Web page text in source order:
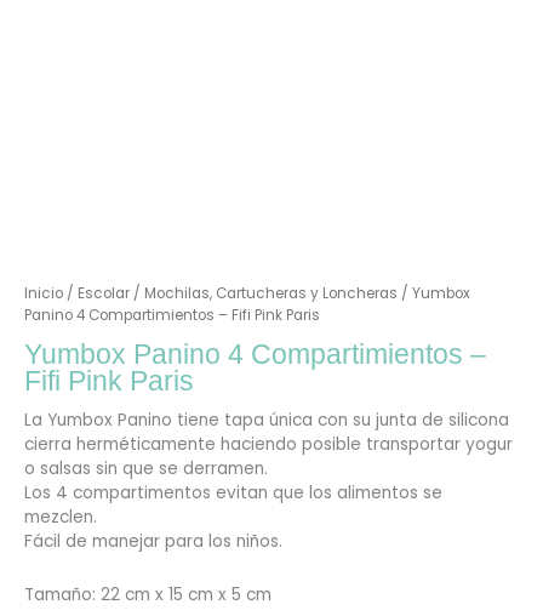
Inicio/ Escolar/ Mochilas, Cartucheras y Loncheras / Yumbox
Panino 4 Compartimientos – Fifi Pink Paris
Yumbox Panino 4 Compartimientos –
Fifi Pink Paris
La Yumbox Panino tiene tapa única con su junta de silicona
cierra herméticamente haciendo posible transportar yogur
o salsas sin que se derramen.
Los 4 compartimentos evitan que los alimentos se
mezclen.
Fácil de manejar para los niños.
Tamaño: 22 cm x 15 cm x 5 cm